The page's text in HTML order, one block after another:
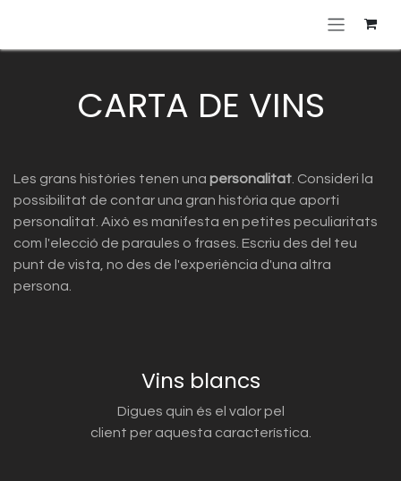
CARTA DE VINS
Les grans històries tenen una personalitat. Consideri la
possibilitat de contar una gran història que aporti
personalitat. Això es manifesta en petites peculiaritats
com l'elecció de paraules o frases. Escriu des del teu
punt de vista, no des de l'experiència d'una altra
persona.
Vins blancs
Digues quin és el valor pel
client per aquesta característica.